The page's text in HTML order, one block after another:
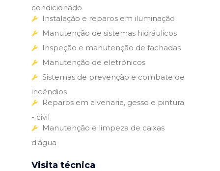
condicionado
Instalação e reparos em iluminação
Manutenção de sistemas hidráulicos
Inspeção e manutenção de fachadas
Manutenção de eletrônicos
Sistemas de prevenção e combate de
incêndios
Reparos em alvenaria, gesso e pintura
- civil
Manutenção e limpeza de caixas
d'água
Visita técnica